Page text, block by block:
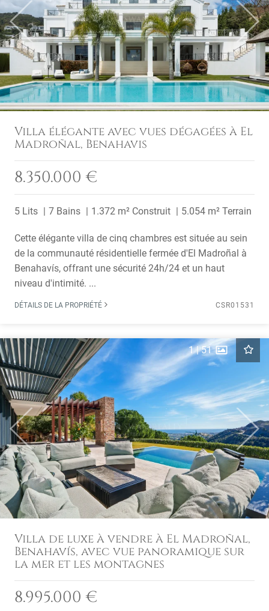
Previous Next
Villa élégante avec vues dégagées à El
Madroñal, Benahavis
8.350.000 €
5 Lits 7 Bains 1.372 m² Construit 5.054 m² Terrain
Cette élégante villa de cinq chambres est située au sein
de la communauté résidentielle fermée d'El Madroñal à
Benahavís, offrant une sécurité 24h/24 et un haut
niveau d'intimité. ...
DÉTAILS DE LA PROPRIÉTÉ CSR01531
Previous Next
1|51
Villa de luxe à vendre à El Madroñal,
Benahavís, avec vue panoramique sur
la mer et les montagnes
8.995.000 €